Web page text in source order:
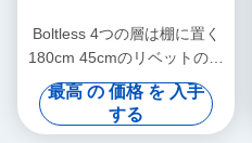
Boltless 4つの層は棚に置く
180cm 45cmのリベットの棚
の鋼鉄棚付けに金属をかぶせ
る
最高 の 価格 を 入手
する